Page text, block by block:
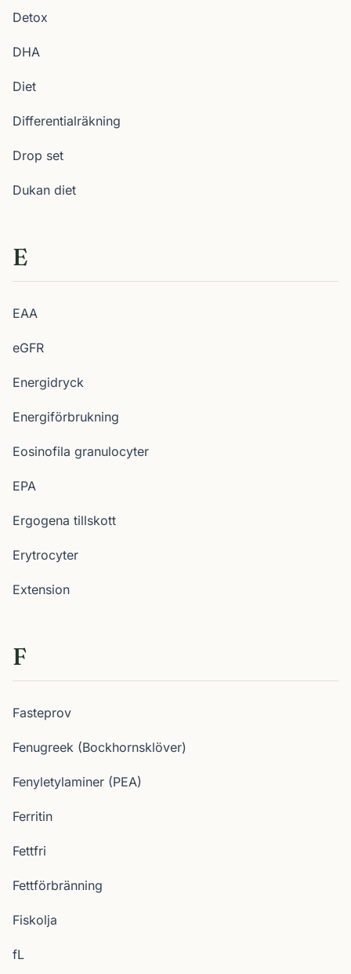
Detox
DHA
Diet
Differentialräkning
Drop set
Dukan diet
E
EAA
eGFR
Energidryck
Energiförbrukning
Eosinofila granulocyter
EPA
Ergogena tillskott
Erytrocyter
Extension
F
Fasteprov
Fenugreek (Bockhornsklöver)
Fenyletylaminer (PEA)
Ferritin
Fettfri
Fettförbränning
Fiskolja
fL